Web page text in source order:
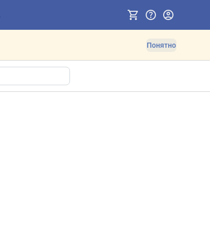
Понятно